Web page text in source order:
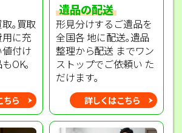
｡買取
に充
付け
OK｡
ちら
遺品の配送
形見分けするご遺品を
全国各 地に配送｡遺品
整理から配送 までワン
ストップでご依頼い た
だけます｡
詳しくはこちら